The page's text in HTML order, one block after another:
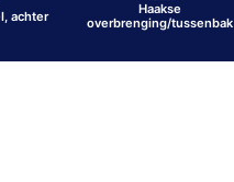
achter
Haakse
overbrenging/tussenbak